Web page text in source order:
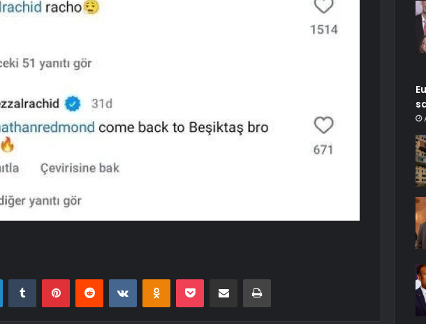
LinkedInTumblr PinterestReddit VKontakteOdnoklassniki
Pocket E-Posta ile paylaş Yazdır